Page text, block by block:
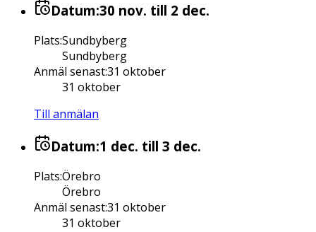
Datum:30 nov. till 2 dec.
Plats:Sundbyberg
Sundbyberg
Anmäl senast:31 oktober
31 oktober
Till anmälan
Datum:1 dec. till 3 dec.
Plats:Örebro
Örebro
Anmäl senast:31 oktober
31 oktober